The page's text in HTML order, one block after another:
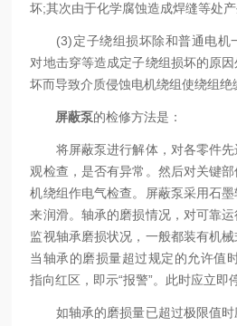
坏;其次由于化学腐蚀造成焊缝等处产
(3)定子绕组损坏除和普通电机一
对地击穿等造成定子绕组损坏的原
坏而导致介质侵蚀电机绕组使绕组绝
屏蔽泵的检修方法是：
将屏蔽泵进行解体，对各零件先
观检查，是否有异常。然后对关键
机绕组作电气检查。屏蔽泵采用石
来润滑。轴承的磨损情况，对可靠
监视轴承磨损状况，一般都装有机械
当轴承的磨损量超过规定的允许值
指向红区，即示“报警”。此时应立即
如轴承的磨损量已超过极限值时